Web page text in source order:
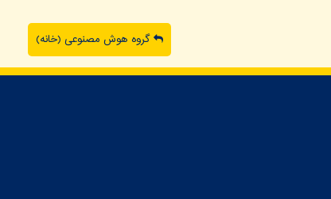
گروه هوش مصنوعی (خانه)